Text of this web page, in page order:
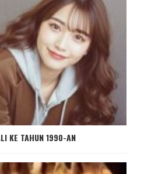
KE TAHUN 1990-AN